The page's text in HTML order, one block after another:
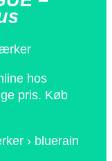
hos
pris. Køb
› bluerain